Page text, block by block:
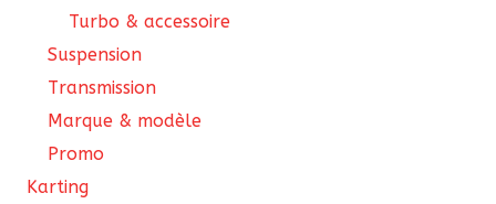
Turbo & accessoire
Suspension
Transmission
Marque & modèle
Promo
Karting